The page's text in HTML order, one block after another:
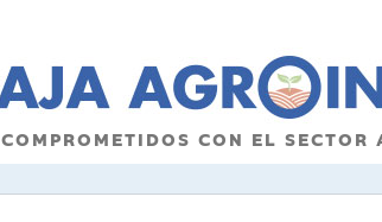
COMPROMETIDOS CON EL SECTOR